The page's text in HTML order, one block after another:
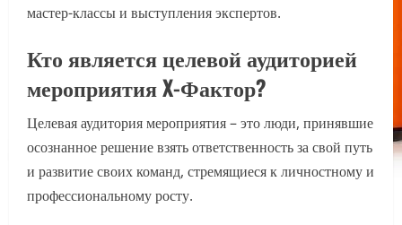
мастер-классы и выступления экспертов.
Кто является целевой аудиторией
мероприятия X-Фактор?
Целевая аудитория мероприятия – это люди, принявшие
осознанное решение взять ответственность за свой путь
и развитие своих команд, стремящиеся к личностному и
профессиональному росту.